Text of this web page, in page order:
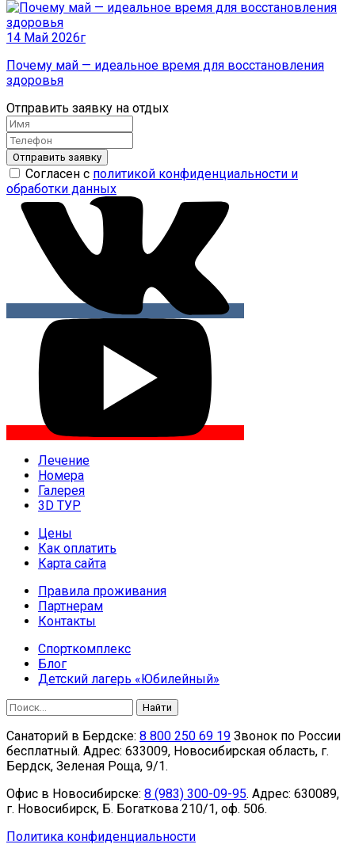
14 Май 2026г
Почему май — идеальное время для восстановления
здоровья
Отправить заявку на отдых
Отправить заявку
Согласен с политикой конфиденциальности и
обработки данных
Лечение
Номера
Галерея
3D ТУР
Цены
Как оплатить
Карта сайта
Правила проживания
Партнерам
Контакты
Спорткомплекс
Блог
Детский лагерь «Юбилейный»
Найти
Санаторий в Бердске: 8 800 250 69 19 Звонок по России
бесплатный. Адрес: 633009, Новосибирская область, г.
Бердск, Зеленая Роща, 9/1.
Офис в Новосибирске: 8 (983) 300-09-95. Адрес: 630089,
г. Новосибирск, Б. Богаткова 210/1, оф. 506.
Политика конфиденциальности